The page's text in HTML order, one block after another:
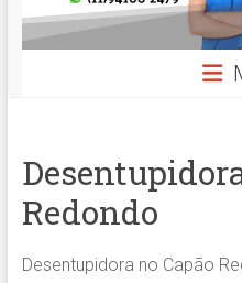
Redondo
Desentupidora no Capão